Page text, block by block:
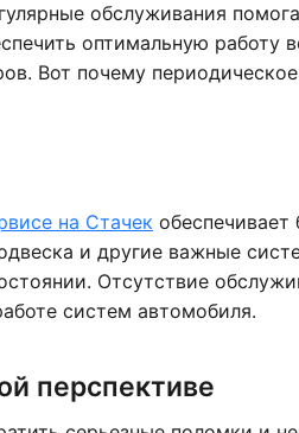
обслуживания
оптимальную работу
Вот почему
на Стачек
и другие важные
Отсутствие
систем автомобиля.
перспективе